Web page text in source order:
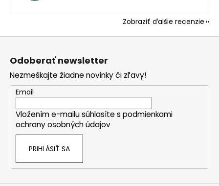
Zobraziť ďalšie recenzie
Z
Odoberať newsletter
Nezmeškajte žiadne novinky či zľavy!
Email
Vložením e-mailu súhlasíte s podmienkami
ochrany osobných údajov
PRIHLÁSIŤ SA